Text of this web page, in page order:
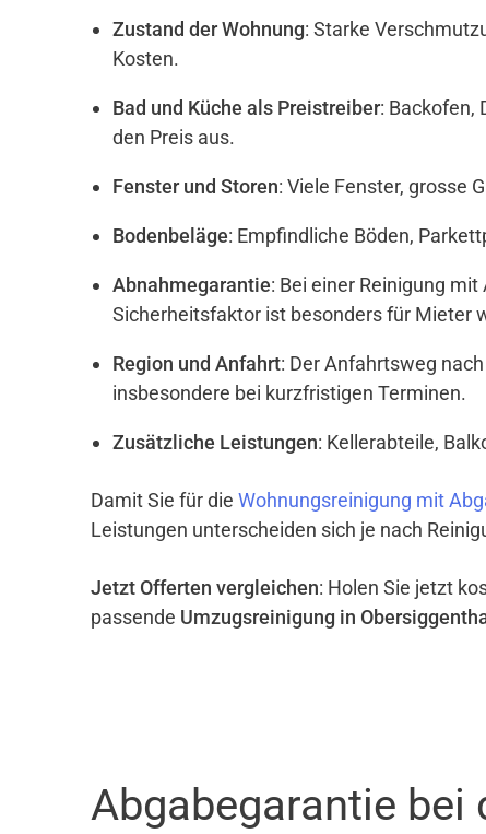
Zustand der Wohnung: Starke
Kosten.
Bad und Küche als Preistreiber: Backofen,
den Preis aus.
Fenster und Storen: Viele Fenster, grosse
Bodenbeläge: Empfindliche Böden,
Abnahmegarantie: Bei einer Reinigung
Sicherheitsfaktor ist besonders für Mieter
Region und Anfahrt: Der Anfahrtsweg
insbesondere bei kurzfristigen Terminen.
Zusätzliche Leistungen: Kellerabteile,
Damit Sie für die Wohnungsreinigung mit
Leistungen unterscheiden sich je nach
Jetzt Offerten vergleichen: Holen Sie jetzt
passende Umzugsreinigung in
Abgabegarantie bei